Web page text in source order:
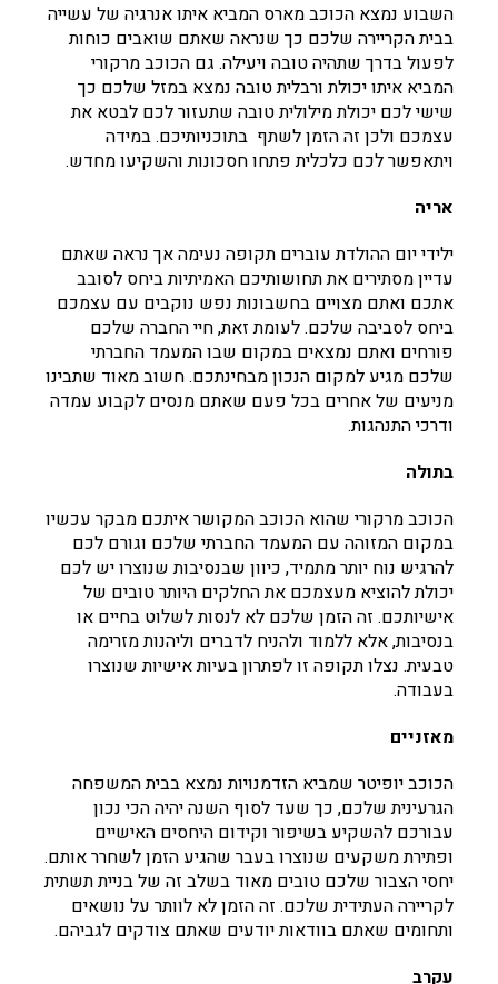
השבוע נמצא הכוכב מארס המביא איתו אנרגיה של עשייה
בבית הקריירה שלכם כך שנראה שאתם שואבים כוחות
לפעול בדרך שתהיה טובה ויעילה. גם הכוכב מרקורי
המביא איתו יכולת ורבלית טובה נמצא במזל שלכם כך
שישי לכם יכולת מילולית טובה שתעזור לכם לבטא את
עצמכם ולכן זה הזמן לשתף בתוכניותיכם. במידה
ויתאפשר לכם כלכלית פתחו חסכונות והשקיעו מחדש.
אריה
ילידי יום ההולדת עוברים תקופה נעימה אך נראה שאתם
עדיין מסתירים את תחושותיכם האמיתיות ביחס לסובב
אתכם ואתם מצויים בחשבונות נפש נוקבים עם עצמכם
ביחס לסביבה שלכם. לעומת זאת, חיי החברה שלכם
פורחים ואתם נמצאים במקום שבו המעמד החברתי
שלכם מגיע למקום הנכון מבחינתכם. חשוב מאוד שתבינו
מניעים של אחרים בכל פעם שאתם מנסים לקבוע עמדה
ודרכי התנהגות.
בתולה
הכוכב מרקורי שהוא הכוכב המקושר איתכם מבקר עכשיו
במקום המזוהה עם המעמד החברתי שלכם וגורם לכם
להרגיש נוח יותר מתמיד, כיוון שבנסיבות שנוצרו יש לכם
יכולת להוציא מעצמכם את החלקים היותר טובים של
אישיותכם. זה הזמן שלכם לא לנסות לשלוט בחיים או
בנסיבות, אלא ללמוד ולהניח לדברים וליהנות מזרימה
טבעית. נצלו תקופה זו לפתרון בעיות אישיות שנוצרו
בעבודה.
מאזניים
הכוכב יופיטר שמביא הזדמנויות נמצא בבית המשפחה
הגרעינית שלכם, כך שעד לסוף השנה יהיה הכי נכון
עבורכם להשקיע בשיפור וקידום היחסים האישיים
ופתירת משקעים שנוצרו בעבר שהגיע הזמן לשחרר אותם.
יחסי הצבור שלכם טובים מאוד בשלב זה של בניית תשתית
לקריירה העתידית שלכם. זה הזמן לא לוותר על נושאים
ותחומים שאתם בוודאות יודעים שאתם צודקים לגביהם.
עקרב